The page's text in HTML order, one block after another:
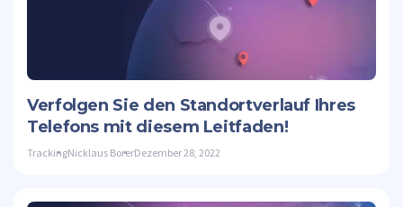
Verfolgen Sie den Standortverlauf Ihres
Telefons mit diesem Leitfaden!
TrackingNicklaus BorerDezember 28, 2022